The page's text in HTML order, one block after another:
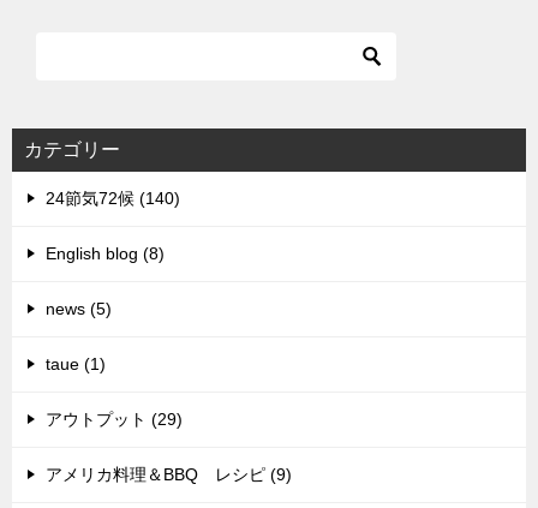
カテゴリー
24節気72候 (140)
English blog (8)
news (5)
taue (1)
アウトプット (29)
アメリカ料理＆BBQ レシピ (9)